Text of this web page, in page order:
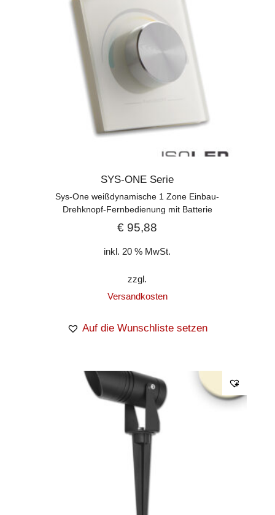
SYS-ONE Serie
Sys-One weißdynamische 1 Zone Einbau-
Drehknopf-Fernbedienung mit Batterie
€ 95,88
inkl. 20 % MwSt.
zzgl.
Versandkosten
Auf die Wunschliste setzen